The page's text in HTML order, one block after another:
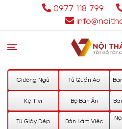
0977 118 799
Giường Ngủ Tủ Quần Áo
Kệ Tivi Bộ Bàn Ăn
Tủ Giày Dép Bàn Làm Việc